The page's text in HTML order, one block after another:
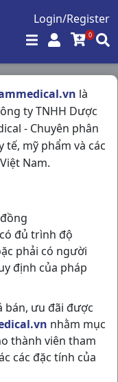
Login/Register
0
là
ty TNHH Dược
- Chuyên phân
mỹ phẩm và các
Nam.
đủ trình độ
phải có người
định của pháp
bán, ưu đãi được
nhằm mục
thành viên tham
các đặc tính của
H1cái đại Việt